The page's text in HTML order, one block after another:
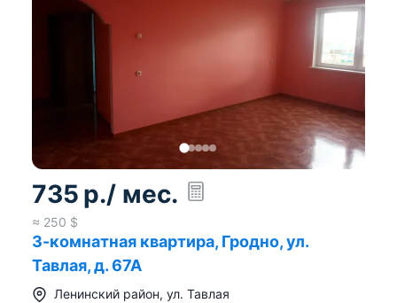
735 р./ мес.
≈ 250 $
3-комнатная квартира, Гродно, ул.
Тавлая, д. 67А
Ленинский район, ул. Тавлая